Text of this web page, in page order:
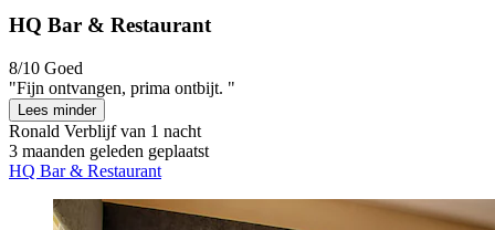
HQ Bar & Restaurant
8/10 Goed
"Fijn ontvangen, prima ontbijt. "
Lees minder
Ronald Verblijf van 1 nacht
3 maanden geleden geplaatst
HQ Bar & Restaurant